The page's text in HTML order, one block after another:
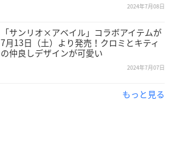
2024年7月08日
「サンリオ×アベイル」コラボアイテムが
7月13日（土）より発売！クロミとキティ
の仲良しデザインが可愛い
2024年7月07日
もっと見る